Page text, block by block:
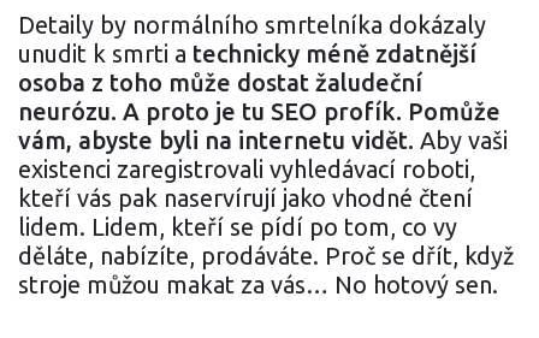
Detaily by normálního smrtelníka dokázaly
unudit k smrti a technicky méně zdatnější
osoba z toho může dostat žaludeční
neurózu. A proto je tu SEO profík. Pomůže
vám, abyste byli na internetu vidět. Aby vaši
existenci zaregistrovali vyhledávací roboti,
kteří vás pak naservírují jako vhodné čtení
lidem. Lidem, kteří se pídí po tom, co vy
děláte, nabízíte, prodáváte. Proč se dřít, když
stroje můžou makat za vás… No hotový sen.